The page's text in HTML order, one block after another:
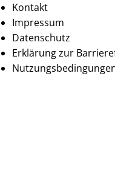
Kontakt
Impressum
Datenschutz
Erklärung zur